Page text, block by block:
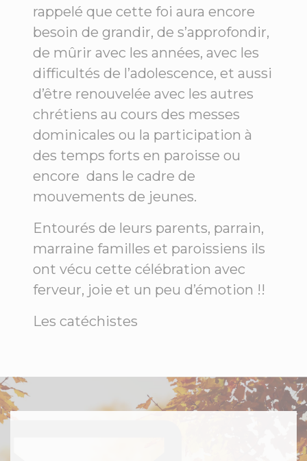
rappelé que cette foi aura encore
besoin de grandir, de s’approfondir,
de mûrir avec les années, avec les
difficultés de l’adolescence, et aussi
d’être renouvelée avec les autres
chrétiens au cours des messes
dominicales ou la participation à
des temps forts en paroisse ou
encore dans le cadre de
mouvements de jeunes.
Entourés de leurs parents, parrain,
marraine familles et paroissiens ils
ont vécu cette célébration avec
ferveur, joie et un peu d’émotion !!
Les catéchistes